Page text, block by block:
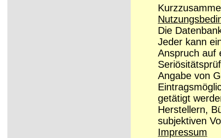
Die
Jeder kann
Anspruch auf
Angabe von
getätigt
Herstellern,
subjektiven
Impressum